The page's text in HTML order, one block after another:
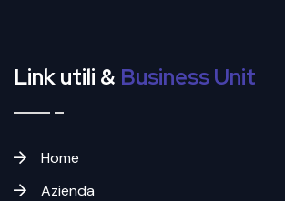
Link utili & Business Unit
Home
Azienda